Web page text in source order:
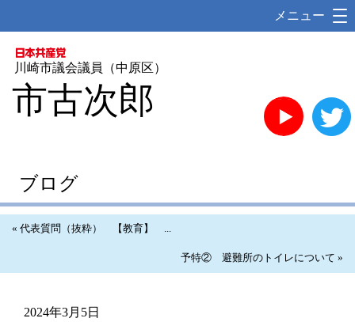
メニュー
川崎市議会議員（中原区）
市古次郎 YouTube
ブログ
« 代表質問（抜粋） 【教育】 ...
予特② 避難所のトイレについて »
2024年3月5日